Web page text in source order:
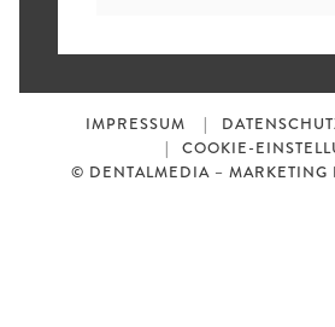
IMPRESSUM
COOKIE-
© DENTALMEDIA – MARKETING